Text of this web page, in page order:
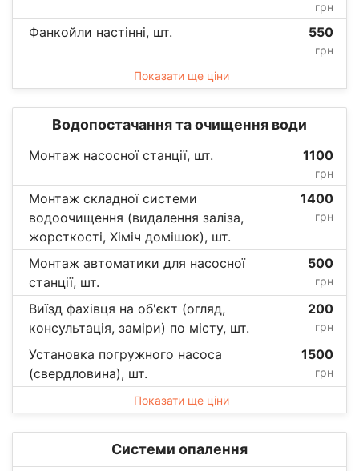
грн
Фанкойли настінні, шт. 550
грн
Показати ще ціни
Водопостачання та очищення води
Монтаж насосної станції, шт. 1100
грн
Монтаж складної системи
водоочищення (видалення заліза,
жорсткості, Хіміч домішок), шт.
1400
грн
Монтаж автоматики для насосної
станції, шт.
500
грн
Виїзд фахівця на об'єкт (огляд,
консультація, заміри) по місту, шт.
200
грн
Установка погружного насоса
(свердловина), шт.
1500
грн
Показати ще ціни
Системи опалення